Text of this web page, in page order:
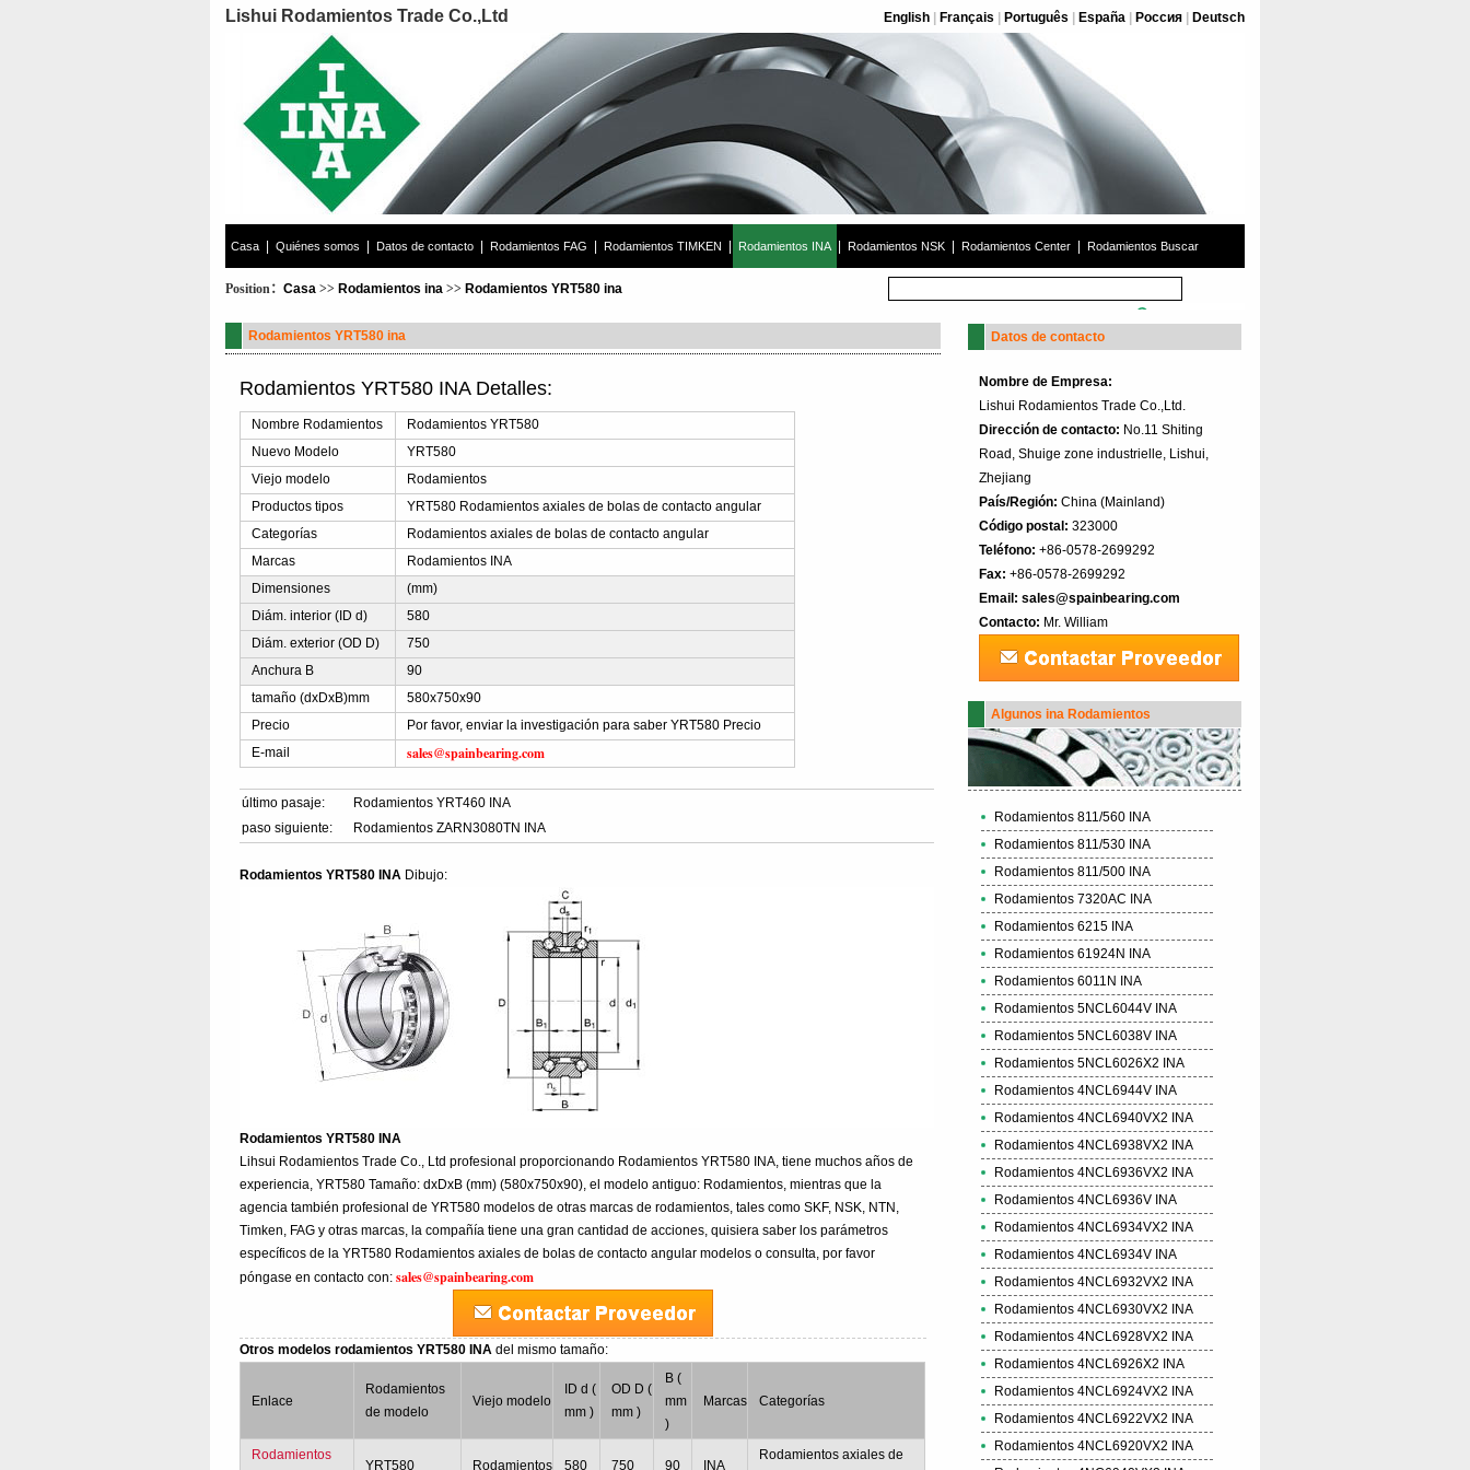
Lishui Rodamientos Trade Co.,Ltd English Français Português España Россия Deutsch
Casa Quiénes somos Datos de contacto Rodamientos FAG Rodamientos TIMKEN Rodamientos INA Rodamientos NSK Rodamientos Center Rodamientos Buscar
Position： Casa >> Rodamientos ina >> Rodamientos YRT580 ina
Rodamientos YRT580 ina
Rodamientos YRT580 INA Detalles:
Nombre Rodamientos
Rodamientos YRT580
Nuevo Modelo
YRT580
Viejo modelo
Rodamientos
Productos tipos
YRT580 Rodamientos axiales de bolas de contacto angular
Categorías
Rodamientos axiales de bolas de contacto angular
Marcas
Rodamientos INA
Dimensiones
(mm)
Diám. interior (ID d)
580
Diám. exterior (OD D)
750
Anchura B
90
tamaño (dxDxB)mm
580x750x90
Precio
Por favor, enviar la investigación para saber YRT580 Precio
E-mail
sales@spainbearing.com
último pasaje:
Rodamientos YRT460 INA
paso siguiente:
Rodamientos ZARN3080TN INA
Rodamientos YRT580 INA Dibujo:
Rodamientos YRT580 INA
Lihsui Rodamientos Trade Co., Ltd profesional proporcionando Rodamientos YRT580 INA, tiene muchos años de
experiencia, YRT580 Tamaño: dxDxB (mm) (580x750x90), el modelo antiguo: Rodamientos, mientras que la
agencia también profesional de YRT580 modelos de otras marcas de rodamientos, tales como SKF, NSK, NTN,
Timken, FAG y otras marcas, la compañía tiene una gran cantidad de acciones, quisiera saber los parámetros
específicos de la YRT580 Rodamientos axiales de bolas de contacto angular modelos o consulta, por favor
póngase en contacto con:sales@spainbearing.com
Otros modelos rodamientos YRT580 INAdel mismo tamaño:
Enlace
Rodamientos
de modelo
Viejo modelo
ID d (
mm )
OD D (
mm )
B (
mm
)
Marcas Categorías
Rodamientos
YRT580 Rodamientos 580 750 90 INA
Rodamientos axiales de
Datos de contacto
Nombre de Empresa:
Lishui Rodamientos Trade Co.,Ltd.
Dirección de contacto: No.11 Shiting
Road, Shuige zone industrielle, Lishui,
Zhejiang
País/Región: China (Mainland)‎
Código postal: 323000
Teléfono: +86-0578-2699292
Fax: +86-0578-2699292
Email: sales@spainbearing.com
Contacto: Mr. William
Algunos ina Rodamientos
Rodamientos 811/560 INA
Rodamientos 811/530 INA
Rodamientos 811/500 INA
Rodamientos 7320AC INA
Rodamientos 6215 INA
Rodamientos 61924N INA
Rodamientos 6011N INA
Rodamientos 5NCL6044V INA
Rodamientos 5NCL6038V INA
Rodamientos 5NCL6026X2 INA
Rodamientos 4NCL6944V INA
Rodamientos 4NCL6940VX2 INA
Rodamientos 4NCL6938VX2 INA
Rodamientos 4NCL6936VX2 INA
Rodamientos 4NCL6936V INA
Rodamientos 4NCL6934VX2 INA
Rodamientos 4NCL6934V INA
Rodamientos 4NCL6932VX2 INA
Rodamientos 4NCL6930VX2 INA
Rodamientos 4NCL6928VX2 INA
Rodamientos 4NCL6926X2 INA
Rodamientos 4NCL6924VX2 INA
Rodamientos 4NCL6922VX2 INA
Rodamientos 4NCL6920VX2 INA